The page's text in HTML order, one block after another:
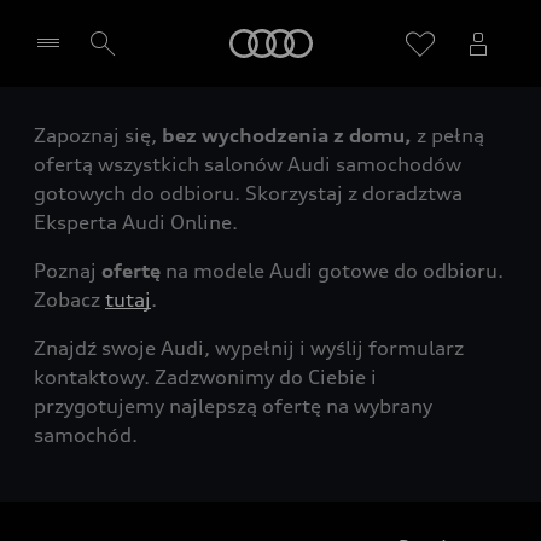
Wybierz Twojego Partnera Audi
Zapoznaj się, bez wychodzenia z domu, z pełną
ofertą wszystkich salonów Audi samochodów
gotowych do odbioru. Skorzystaj z doradztwa
Eksperta Audi Online.
Poznaj ofertę na modele Audi gotowe do odbioru.
Zobacz tutaj.
Znajdź swoje Audi, wypełnij i wyślij formularz
kontaktowy. Zadzwonimy do Ciebie i
przygotujemy najlepszą ofertę na wybrany
samochód.